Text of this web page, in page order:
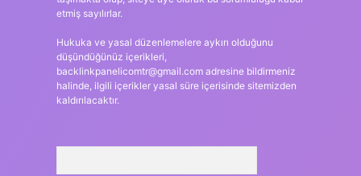
etmiş sayılırlar.
Hukuka ve yasal düzenlemelere aykırı olduğunu
düşündüğünüz içerikleri,
backlinkpanelicomtr@gmail.comadresine bildirmeniz
halinde, ilgili içerikler yasal süre içerisinde sitemizden
kaldırılacaktır.